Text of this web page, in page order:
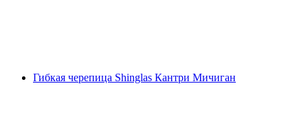
Гибкая черепица Shinglas Кантри Мичиган